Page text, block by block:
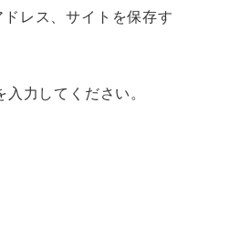
レス、サイトを保存す
入力してください。